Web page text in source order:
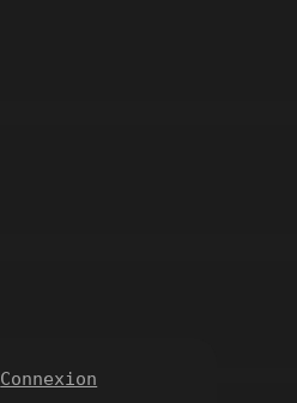
Connexion